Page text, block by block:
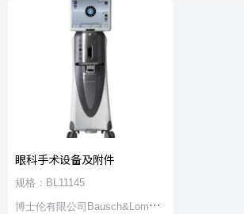
眼科手术设备及附件
规格：BL11145
博士伦有限公司Bausch&Lomb